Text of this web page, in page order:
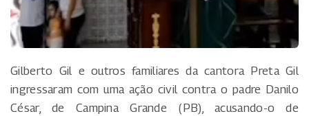
Gilberto Gil e outros familiares da cantora Preta Gil
ingressaram com uma ação civil contra o padre Danilo
César, de Campina Grande (PB), acusando-o de